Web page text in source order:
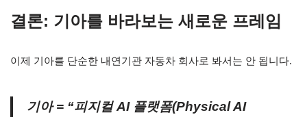
결론: 기아를 바라보는 새로운 프레임
이제 기아를 단순한 내연기관 자동차 회사로 봐서는 안 됩니다.
기아 = “피지컬 AI 플랫폼(Physical AI